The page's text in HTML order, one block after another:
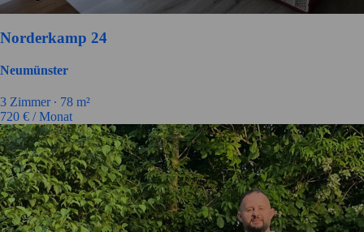
Norderkamp 24
Neumünster
3 Zimmer ∙ 78 m²
720 € / Monat